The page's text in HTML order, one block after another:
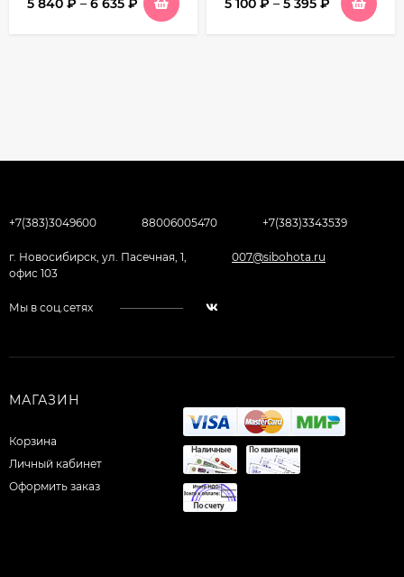
+7(383)3049600 88006005470 +7(383)3343539
г. Новосибирск, ул. Пасечная, 1,
офис 103
007@sibohota.ru
Мы в соц.сетях
МАГАЗИН
Корзина
Личный кабинет
Оформить заказ